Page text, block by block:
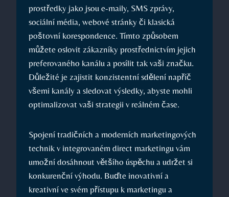
prostředky jako jsou e-maily, SMS⁤ zprávy,
sociální média, ‌webové stránky ⁢či klasická
poštovní‍ korespondence. Tímto způsobem
můžete oslovit⁣ zákazníky prostřednictvím jejich
preferovaného kanálu⁣ a posílit tak vaši‌ značku.
Důležité je ⁣zajistit konzistentní sdělení napříč
všemi kanály a sledovat​ výsledky, ​abyste mohli
optimalizovat vaši⁢ strategii v⁢ reálném čase.
Spojení tradičních a moderních ​marketingových
technik v ‌integrovaném direct marketingu⁣ vám
umožní dosáhnout většího úspěchu a udržet si
konkurenční výhodu. Buďte inovativní a
‌kreativní ve​ svém přístupu k marketingu a